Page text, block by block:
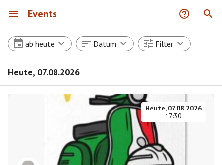
Events
ab heute Datum Filter
Heute, 07.08.2026
Heute, 07.08.2026
17:30